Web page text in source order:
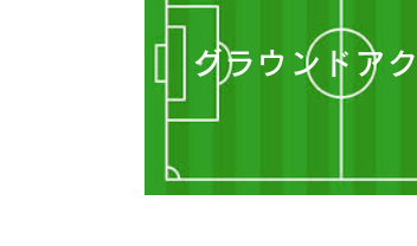
グラウンドア